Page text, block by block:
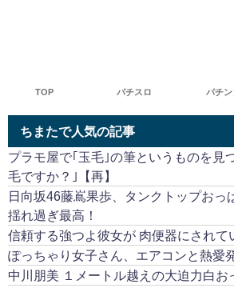
TOP パチスロ パチン
ちまたで人気の記事
プラモ屋で｢玉毛｣の筆というものを見
毛ですか？｣【再】
日向坂46藤嶌果歩、タンクトップおっ
揺れ過ぎ最高！
信頼する強つよ彼女が 肉便器にされて
ぽっちゃり女子さん、エアコンと熱愛
中川朋美 １メートル越えの大迫力白お